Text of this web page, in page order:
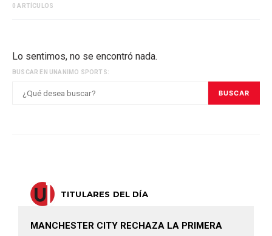
0 ARTÍCULOS
Lo sentimos, no se encontró nada.
BUSCAR EN UNANIMO SPORTS:
BUSCAR
TITULARES DEL DÍA
MANCHESTER CITY RECHAZA LA PRIMERA